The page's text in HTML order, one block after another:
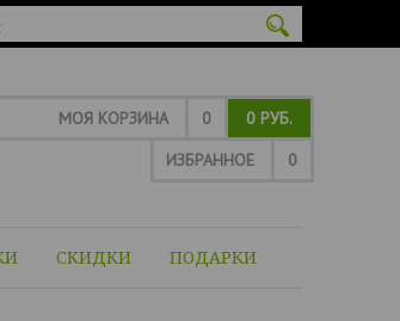
МОЯ КОРЗИНА 0
0 РУБ.
ИЗБРАННОЕ
0
СКИДКИ ПОДАРКИ